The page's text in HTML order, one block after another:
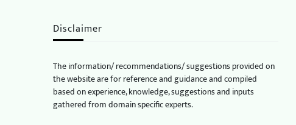
Disclaimer
The information/ recommendations/ suggestions provided on
the website are for reference and guidance and compiled
based on experience, knowledge, suggestions and inputs
gathered from domain specific experts.